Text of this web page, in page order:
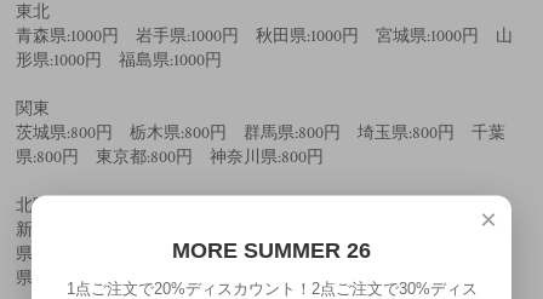
東北
青森県:1000円 岩手県:1000円 秋田県:1000円 宮城県:1000円 山
形県:1000円 福島県:1000円
関東
茨城県:800円 栃木県:800円 群馬県:800円 埼玉県:800円 千葉
県:800円 東京都:800円 神奈川県:800円
北陸
新潟県:800円 山梨県:800円 長野県:800円 福井県:700円 石川
県:700円 富山県:700円 静岡県:700円 愛知県:700円 岐阜
県:700円
×
MORE SUMMER 26
1点ご注文で20%ディスカウント！2点ご注文で30%ディス